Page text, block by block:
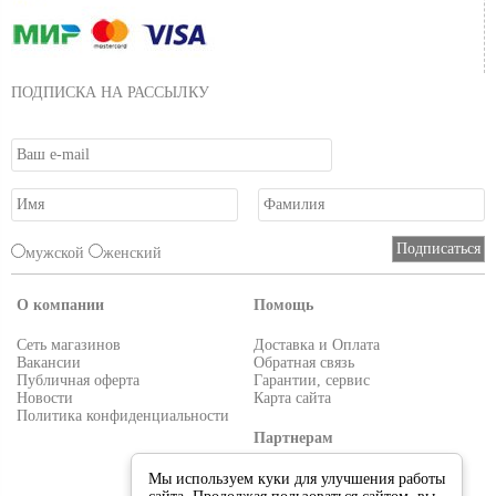
Воблер DUO Realis Jerkbait 100F (13,7г) D62Воблер DUO Realis
Jerkbait 100F (13,7г) D63Воблер DUO Realis Jerkbait 100F (13,7г)
форма, с плоскими боками и чуть горбатой спинкой, генерирует
размеры, так что, постарайтесь поставить его на достаточно
мощный спиннинг и будьте готовы к поклёвке трофейного
ПОДПИСКА НА РАССЫЛКУ
мужской женский
О компании
Сеть магазинов
Вакансии
Публичная оферта
Новости
Политика конфиденциальности
Помощь
Доставка и Оплата
Обратная связь
Гарантии, сервис
Карта сайта
Партнерам
Условия работы
Мы используем куки для улучшения работы